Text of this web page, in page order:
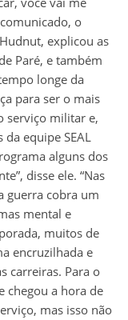
o
explicou as
Paré, e também
longe da
para ser o mais
serviço militar e,
equipe SEAL
alguns dos
disse ele. “Nas
guerra cobra um
mental e
muitos de
encruzilhada e
carreiras. Para o
chegou a hora de
mas isso não